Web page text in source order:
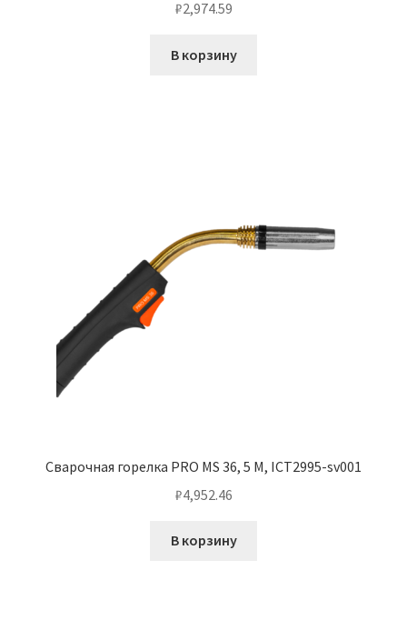
₽2,974.59
В корзину
Сварочная горелка PRO MS 36, 5 M, ICT2995-sv001
₽4,952.46
В корзину